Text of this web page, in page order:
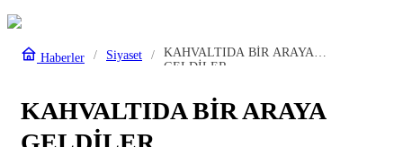
Haberler Siyaset
KAHVALTIDA BİR ARAYA
GELDİLER
KAHVALTIDA BİR ARAYA